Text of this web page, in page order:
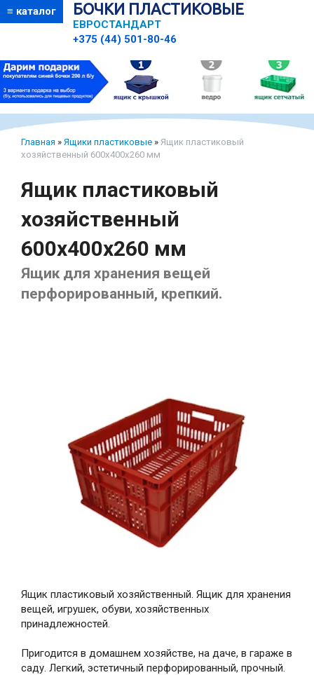
≡ каталог БОЧКИ ПЛАСТИКОВЫЕ
ЕВРОСТАНДАРТ
+375 (44) 501-80-46
Главная » Ящики пластиковые » Ящик пластиковый
хозяйственный 600х400х260 мм
Ящик пластиковый
хозяйственный
600х400х260 мм
Ящик для хранения вещей
перфорированный, крепкий.
Ящик пластиковый хозяйственный. Ящик для хранения
вещей, игрушек, обуви, хозяйственных
принадлежностей.
Пригодится в домашнем хозяйстве, на даче, в гараже в
саду. Легкий, эстетичный перфорированный, прочный.